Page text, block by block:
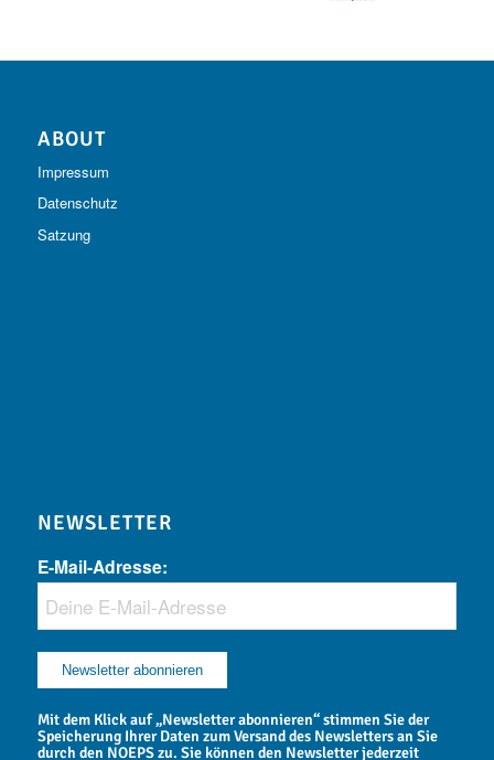
ABOUT
Impressum
Datenschutz
Satzung
NEWSLETTER
E-Mail-Adresse:
Mit dem Klick auf „Newsletter abonnieren“ stimmen Sie der
Speicherung Ihrer Daten zum Versand des Newsletters an Sie
durch den NOEPS zu. Sie können den Newsletter jederzeit